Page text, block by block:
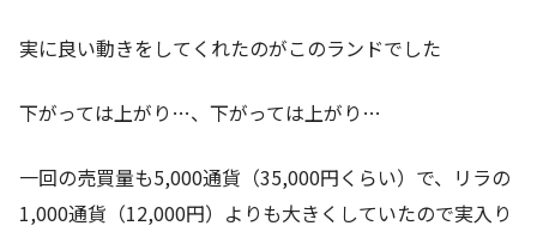
実に良い動きをしてくれたのがこのランドでした
下がっては上がり…、下がっては上がり…
一回の売買量も5,000通貨（35,000円くらい）で、リラの
1,000通貨（12,000円）よりも大きくしていたので実入り